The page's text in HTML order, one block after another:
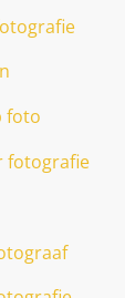
foto
fotografie